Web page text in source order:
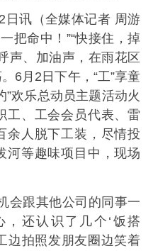
日讯（全媒体记者 周游
把命中！”“快接住，掉
、加油声，在雨花区
6月2日下午，“工”享童
欢乐总动员主题活动火
工、工会会员代表、雷
余人脱下工装，尽情投
河等趣味项目中，现场
会跟其他公司的同事一
还认识了几个‘饭搭
边拍照发朋友圈边笑着